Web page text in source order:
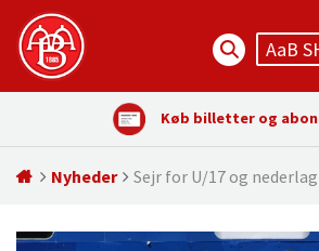
AaB
Køb billetter og
Nyheder Sejr for U/17 og